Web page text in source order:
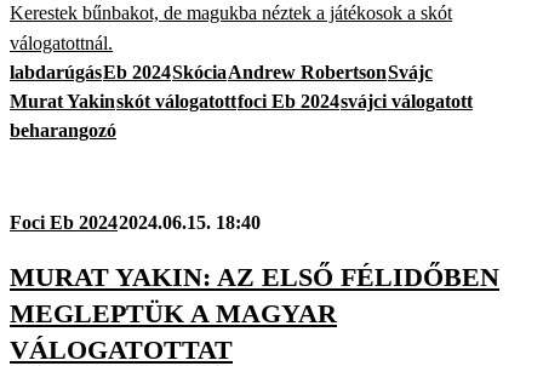
Kerestek bűnbakot, de magukba néztek a játékosok a skót
válogatottnál.
labdarúgásEb 2024SkóciaAndrew RobertsonSvájc
Murat Yakinskót válogatottfoci Eb 2024svájci válogatott
beharangozó
Foci Eb 20242024.06.15. 18:40
MURAT YAKIN: AZ ELSŐ FÉLIDŐBEN
MEGLEPTÜK A MAGYAR
VÁLOGATOTTAT